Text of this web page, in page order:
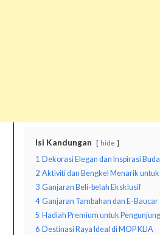
Isi Kandungan hide
1 Dekorasi Elegan dan Inspirasi
2 Aktiviti dan Bengkel Menarik
3 Ganjaran Beli-belah Eksklusif
4 Ganjaran Tambahan dan E-Baucar
5 Hadiah Premium untuk
6 Destinasi Raya Ideal di MOP KLIA